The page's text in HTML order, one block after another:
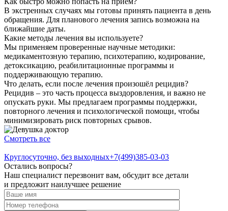
В экстренных случаях мы готовы принять пациента в день
обращения. Для планового лечения запись возможна на
ближайшие даты.
Какие методы лечения вы используете?
Мы применяем проверенные научные методики:
медикаментозную терапию, психотерапию, кодирование,
детоксикацию, реабилитационные программы и
поддерживающую терапию.
Что делать, если после лечения произошёл рецидив?
Рецидив – это часть процесса выздоровления, и важно не
опускать руки. Мы предлагаем программы поддержки,
повторного лечения и психологической помощи, чтобы
минимизировать риск повторных срывов.
Смотреть все
Круглосуточно, без выходных+7(499)385-03-03
Остались вопросы?
Наш специалист перезвонит вам, обсудит все детали
и предложит наилучшее решение